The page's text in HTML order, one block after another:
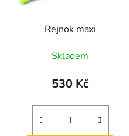
ů
Rejnok maxi
Skladem
530 Kč